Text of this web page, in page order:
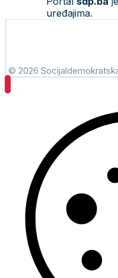
uređajima.
© 2026